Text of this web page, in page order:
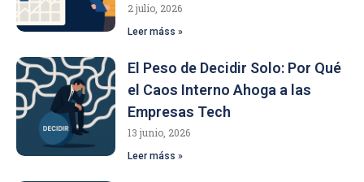
2 julio, 2026
Leer máss »
El Peso de Decidir Solo: Por Qué
el Caos Interno Ahoga a las
Empresas Tech
13 junio, 2026
Leer máss »